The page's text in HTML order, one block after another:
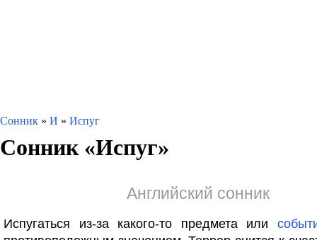
Сонник » И » Испуг
Сонник «Испуг»
Английский сонник
Испугаться из-за какого-то предмета или